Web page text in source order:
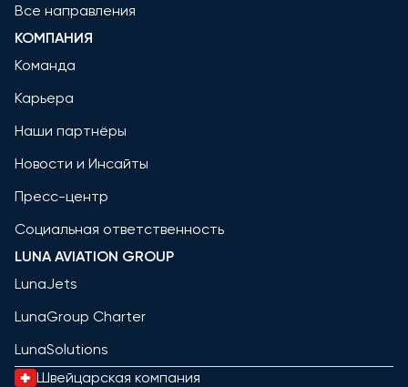
Все направления
КОМПАНИЯ
Команда
Карьера
Наши партнёры
Новости и Инсайты
Пресс-центр
Социальная ответственность
LUNA AVIATION GROUP
LunaJets
LunaGroup Charter
LunaSolutions
Швейцарская компания